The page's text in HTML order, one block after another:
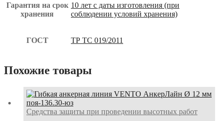
Гарантия на срок
хранения
10 лет с даты изготовления (при
соблюдении условий хранения)
ГОСТ ТР ТС 019/2011
Похожие товары
Средства защиты при проведении высотных работ